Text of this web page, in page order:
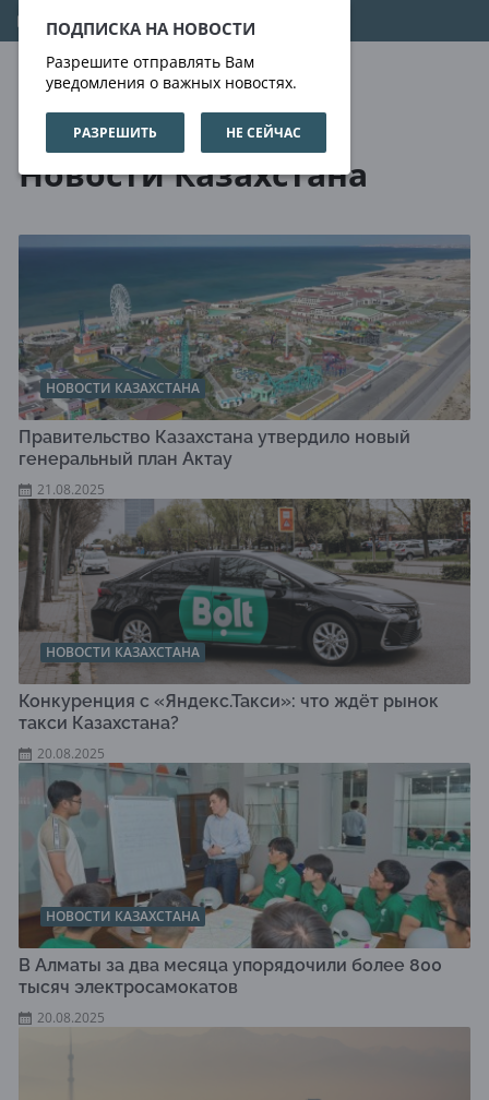
ПОДПИСКА НА НОВОСТИ
Разрешите отправлять Вам
уведомления о важных новостях.
РАЗРЕШИТЬ НЕ СЕЙЧАС
09.08.2026 01:46:23
Новости Новости Казахстана
Новости Казахстана
НОВОСТИ КАЗАХСТАНА
Правительство Казахстана утвердило новый
генеральный план Актау
21.08.2025
НОВОСТИ КАЗАХСТАНА
Конкуренция с «Яндекс.Такси»: что ждёт рынок
такси Казахстана?
20.08.2025
НОВОСТИ КАЗАХСТАНА
В Алматы за два месяца упорядочили более 800
тысяч электросамокатов
20.08.2025